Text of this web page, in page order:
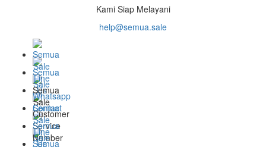
Kami Siap Melayani
help@semua.sale